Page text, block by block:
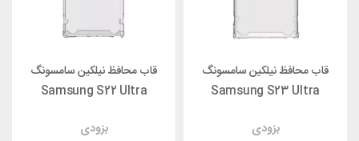
قاب محافظ نیلکین سامسونگ
Samsung S23 Ultra
بزودی
قاب محافظ نیلکین سامسونگ
Samsung S22 Ultra
بزودی